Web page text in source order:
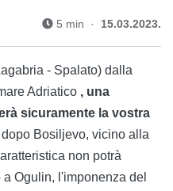
5 min · 15.03.2023.
- Spalato) dalla
Adriatico , una
sicuramente la vostra
Bosiljevo, vicino alla
non potrà
Ogulin, l'imponenza del